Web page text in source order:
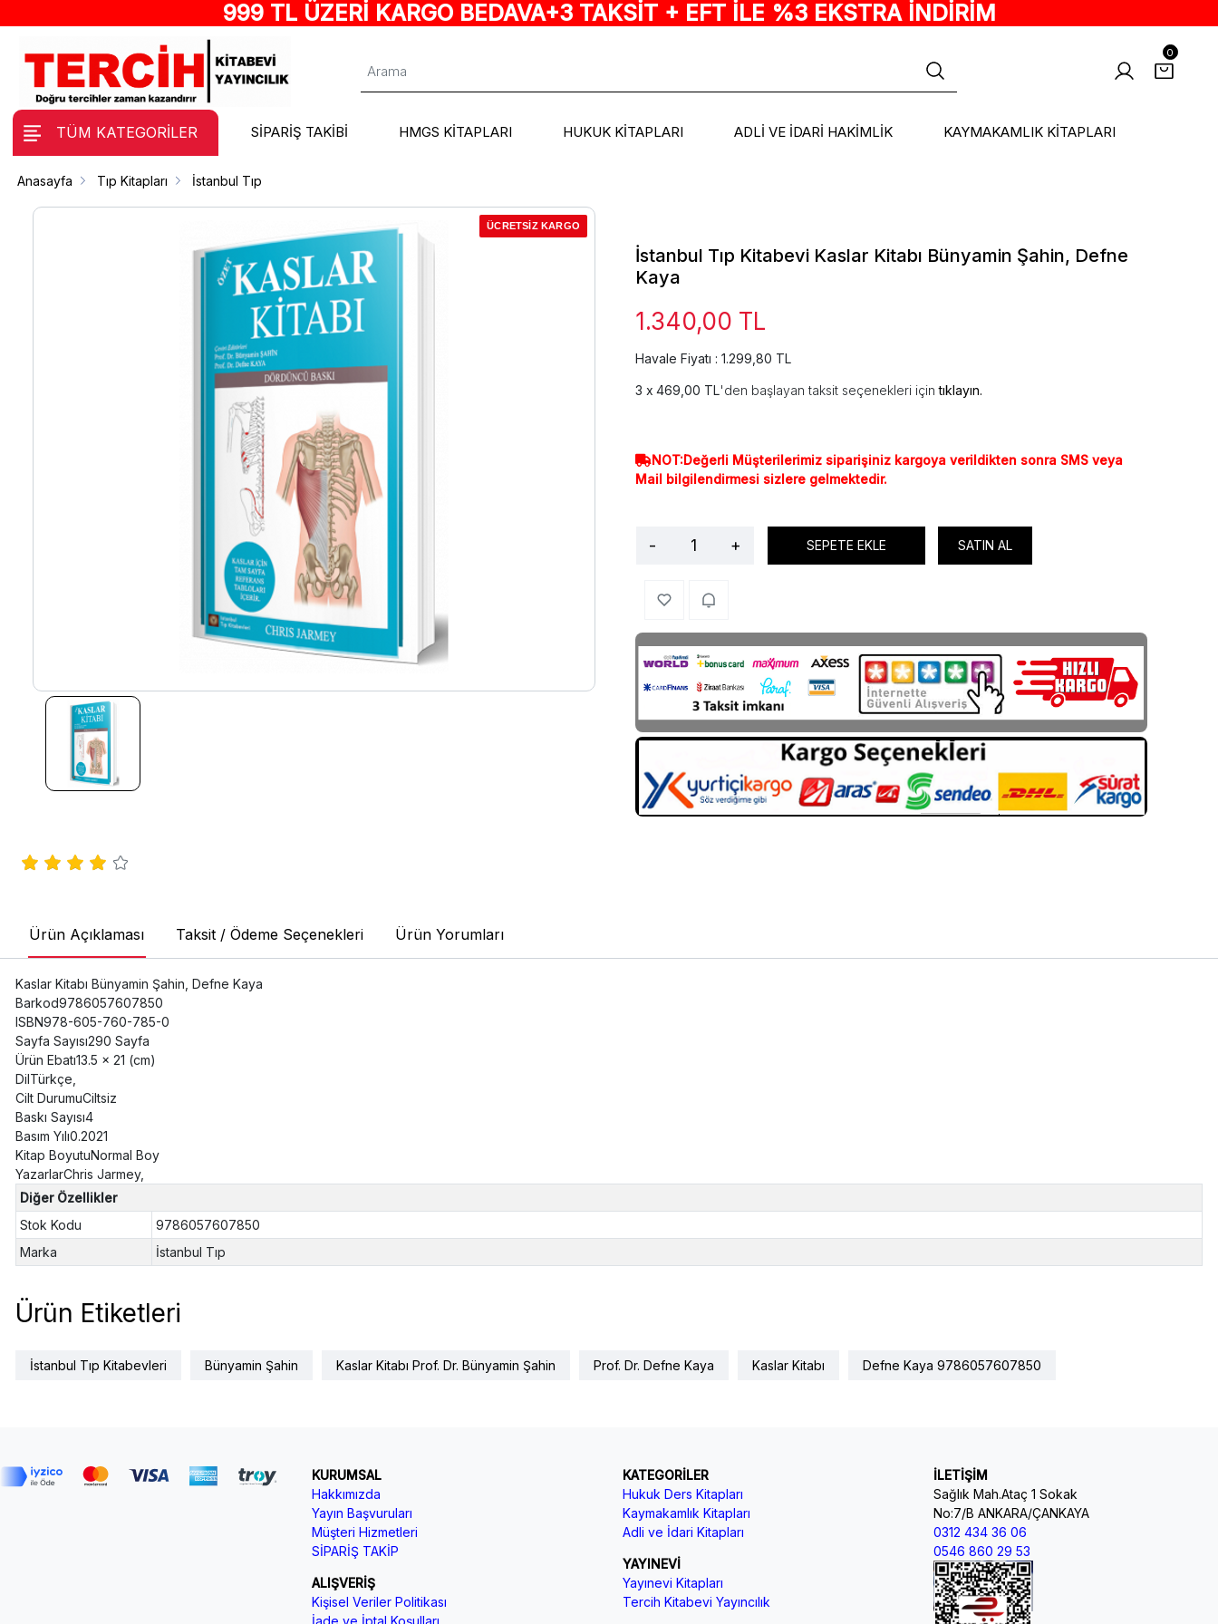
999 TL ÜZERİ KARGO BEDAVA+3 TAKSİT + EFT İLE %3 EKSTRA İNDİRİM
0
TÜM KATEGORİLER SİPARİŞ TAKİBİ HMGS KİTAPLARI HUKUK KİTAPLARI ADLİ VE İDARİ HAKİMLİK KAYMAKAMLIK KİTAPLARI
Anasayfa Tıp Kitapları İstanbul Tıp
ÜCRETSİZ KARGO
İstanbul Tıp Kitabevi Kaslar Kitabı Bünyamin Şahin, Defne
Kaya
1.340,00 TL
Havale Fiyatı : 1.299,80 TL
469,00 TL'den başlayan taksit seçenekleri içintıklayın.
NOT:Değerli Müşterilerimiz siparişiniz kargoya verildikten sonra SMS veya
Mail bilgilendirmesi sizlere gelmektedir.
- + SEPETE EKLE SATIN AL
Ürün Açıklaması Taksit / Ödeme Seçenekleri Ürün Yorumları
Kaslar Kitabı Bünyamin Şahin, Defne Kaya
Barkod9786057607850
ISBN978-605-760-785-0
Sayfa Sayısı290 Sayfa
Ürün Ebatı13.5 x 21 (cm)
DilTürkçe,
Cilt DurumuCiltsiz
Baskı Sayısı4
Basım Yılı0.2021
Kitap BoyutuNormal Boy
YazarlarChris Jarmey,
Diğer Özellikler
Stok Kodu
9786057607850
Marka
İstanbul Tıp
Ürün Etiketleri
İstanbul Tıp Kitabevleri Bünyamin Şahin Kaslar Kitabı Prof. Dr. Bünyamin Şahin Prof. Dr. Defne Kaya Kaslar Kitabı Defne Kaya 9786057607850
KURUMSAL
Hakkımızda
Yayın Başvuruları
Müşteri Hizmetleri
SİPARİŞ TAKİP
ALIŞVERİŞ
Kişisel Veriler Politikası
İade ve İptal Koşulları
KATEGORİLER
Hukuk Ders Kitapları
Kaymakamlık Kitapları
Adli ve İdari Kitapları
YAYINEVİ
Yayınevi Kitapları
Tercih Kitabevi Yayıncılık
İLETİŞİM
Sağlık Mah.Ataç 1 Sokak
No:7/B ANKARA/ÇANKAYA
0312 434 36 06
0546 860 29 53